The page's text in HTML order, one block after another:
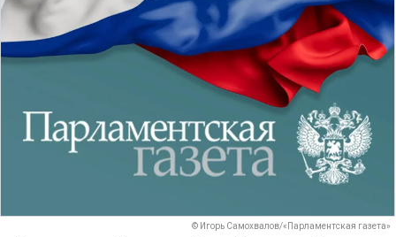
© Игорь Самохвалов/«Парламентская газета»